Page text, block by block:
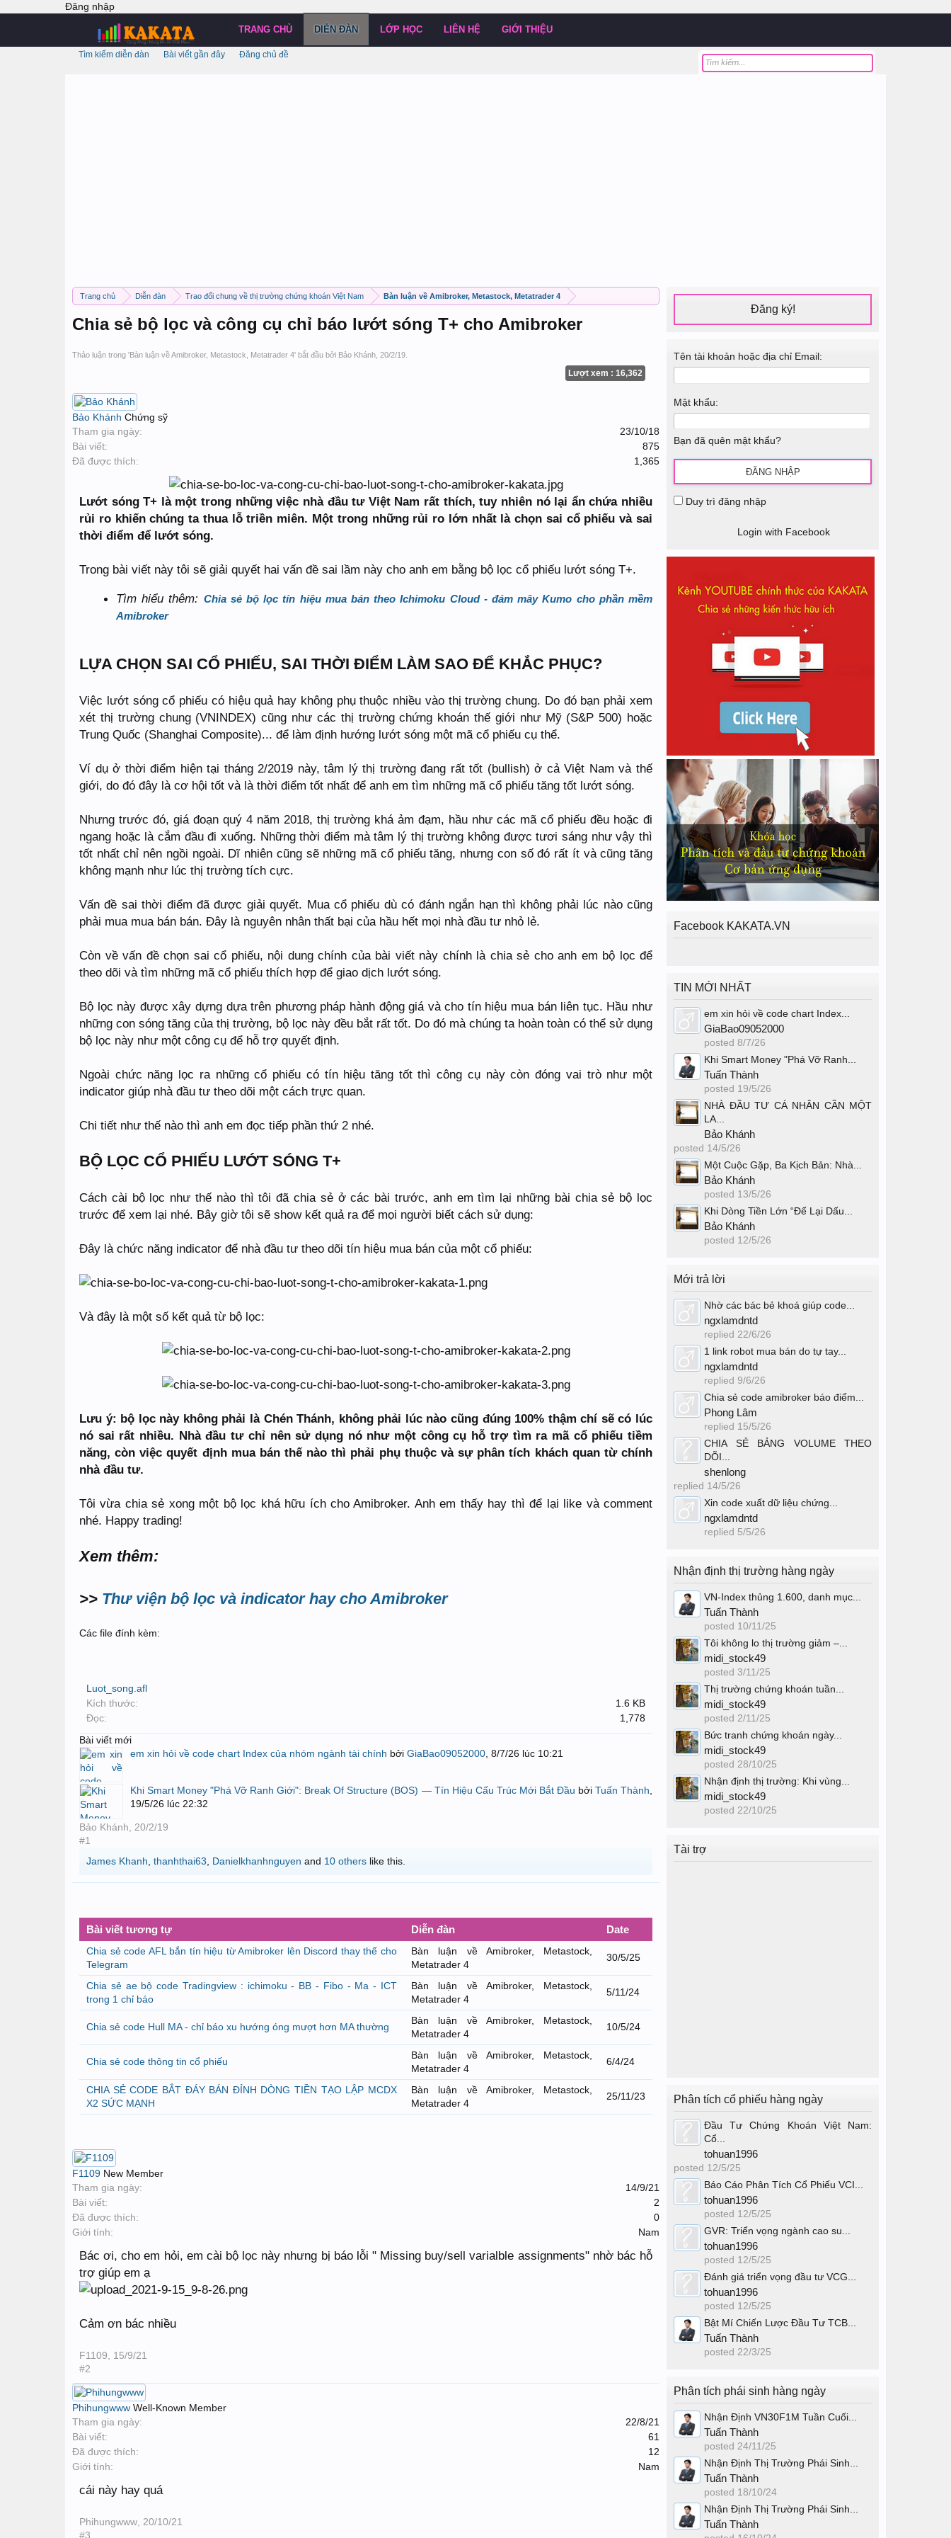
Đăng nhập
Trang chủ Diễn đàn Trao đổi chung về thị trường chứng khoán Việt Nam Bàn luận về Amibroker, Metastock, Metatrader 4
Chia sẻ bộ lọc và công cụ chỉ báo lướt sóng T+ cho Amibroker
Thảo luận trong 'Bàn luận về Amibroker, Metastock, Metatrader 4' bắt đầu bởi Bảo Khánh 20/2/19
Lượt xem : 16,362
Bảo Khánh Chứng sỹ
Tham gia ngày:
23/10/18
Bài viết:
875
Đã được thích:
1,365
Lướt sóng T+ là một trong những việc nhà đầu tư Việt Nam rất thích, tuy nhiên nó lại ẩn chứa nhiều
rủi ro khiến chúng ta thua lỗ triền miên. Một trong những rủi ro lớn nhất là chọn sai cổ phiếu và sai
thời điểm để lướt sóng.
Trong bài viết này tôi sẽ giải quyết hai vấn đề sai lầm này cho anh em bằng bộ lọc cổ phiếu lướt sóng T+.
Tìm hiểu thêm: Chia sẻ bộ lọc tín hiệu mua bán theo Ichimoku Cloud - đám mây Kumo cho phần mềm
Amibroker
LỰA CHỌN SAI CỔ PHIẾU, SAI THỜI ĐIỂM LÀM SAO ĐỂ KHẮC PHỤC?
Việc lướt sóng cổ phiếu có hiệu quả hay không phụ thuộc nhiều vào thị trường chung. Do đó bạn phải xem
xét thị trường chung (VNINDEX) cũng như các thị trường chứng khoán thế giới như Mỹ (S&P 500) hoặc
Trung Quốc (Shanghai Composite)... để làm định hướng lướt sóng một mã cổ phiếu cụ thể.
Ví dụ ở thời điểm hiện tại tháng 2/2019 này, tâm lý thị trường đang rất tốt (bullish) ở cả Việt Nam và thế
giới, do đó đây là cơ hội tốt và là thời điểm tốt nhất để anh em tìm những mã cổ phiếu tăng tốt lướt sóng.
Nhưng trước đó, giá đoạn quý 4 năm 2018, thị trường khá ảm đạm, hầu như các mã cổ phiếu đều hoặc đi
ngang hoặc là cắm đầu đi xuống. Những thời điểm mà tâm lý thị trường không được tươi sáng như vậy thì
tốt nhất chỉ nên ngồi ngoài. Dĩ nhiên cũng sẽ những mã cổ phiếu tăng, nhưng con số đó rất ít và cũng tăng
không mạnh như lúc thị trường tích cực.
Vấn đề sai thời điểm đã được giải quyết. Mua cổ phiếu dù có đánh ngắn hạn thì không phải lúc nào cũng
phải mua mua bán bán. Đây là nguyên nhân thất bại của hầu hết mọi nhà đầu tư nhỏ lẻ.
Còn về vấn đề chọn sai cổ phiếu, nội dung chính của bài viết này chính là chia sẻ cho anh em bộ lọc để
theo dõi và tìm những mã cổ phiếu thích hợp để giao dịch lướt sóng.
Bộ lọc này được xây dựng dựa trên phương pháp hành động giá và cho tín hiệu mua bán liên tục. Hầu như
những con sóng tăng của thị trường, bộ lọc này đều bắt rất tốt. Do đó mà chúng ta hoàn toàn có thể sử dụng
bộ lọc này như một công cụ để hỗ trợ quyết định.
Ngoài chức năng lọc ra những cổ phiếu có tín hiệu tăng tốt thì công cụ này còn đóng vai trò như một
indicator giúp nhà đầu tư theo dõi một cách trực quan.
Chi tiết như thế nào thì anh em đọc tiếp phần thứ 2 nhé.
BỘ LỌC CỔ PHIẾU LƯỚT SÓNG T+
Cách cài bộ lọc như thế nào thì tôi đã chia sẻ ở các bài trước, anh em tìm lại những bài chia sẻ bộ lọc
trước để xem lại nhé. Bây giờ tôi sẽ show kết quả ra để mọi người biết cách sử dụng:
Đây là chức năng indicator để nhà đầu tư theo dõi tín hiệu mua bán của một cổ phiếu:
Và đây là một số kết quả từ bộ lọc:
Lưu ý: bộ lọc này không phải là Chén Thánh, không phải lúc nào cũng đúng 100% thậm chí sẽ có lúc
nó sai rất nhiều. Nhà đầu tư chỉ nên sử dụng nó như một công cụ hỗ trợ tìm ra mã cổ phiếu tiềm
năng, còn việc quyết định mua bán thế nào thì phải phụ thuộc và sự phân tích khách quan từ chính
nhà đầu tư.
Tôi vừa chia sẻ xong một bộ lọc khá hữu ích cho Amibroker. Anh em thấy hay thì để lại like và comment
nhé. Happy trading!
Xem thêm:
>> Thư viện bộ lọc và indicator hay cho Amibroker
Các file đính kèm:
Luot_song.afl
Kích thước:
1.6 KB
Đọc:
1,778
Bài viết mới
em xin hỏi về code chart Index của nhóm ngành tài chính bởi GiaBao09052000 8/7/26 lúc 10:21
Khi Smart Money "Phá Vỡ Ranh Giới": Break Of Structure (BOS) — Tín Hiệu Cấu Trúc Mới Bắt Đầu bởi Tuấn Thành
19/5/26 lúc 22:32
Bảo Khánh
20/2/19
#1
James Khanh thanhthai63 Danielkhanhnguyen and 10 others like this.
Bài viết tương tự Diễn đàn Date
Chia sẻ code AFL bắn tín hiệu từ Amibroker lên Discord thay thế cho
Telegram
Bàn luận về Amibroker, Metastock,
Metatrader 4
30/5/25
Chia sẻ ae bộ code Tradingview : ichimoku - BB - Fibo - Ma - ICT
trong 1 chỉ báo
Bàn luận về Amibroker, Metastock,
Metatrader 4
5/11/24
Chia sẻ code Hull MA - chỉ báo xu hướng óng mượt hơn MA thường
Bàn luận về Amibroker, Metastock,
Metatrader 4
10/5/24
Chia sẻ code thông tin cổ phiếu
Bàn luận về Amibroker, Metastock,
Metatrader 4
6/4/24
CHIA SẺ CODE BẮT ĐÁY BÁN ĐỈNH DÒNG TIỀN TẠO LẬP MCDX
X2 SỨC MẠNH
Bàn luận về Amibroker, Metastock,
Metatrader 4
25/11/23
F1109 New Member
Tham gia ngày:
14/9/21
Bài viết:
2
Đã được thích:
0
Giới tính:
Nam
Bác ơi, cho em hỏi, em cài bộ lọc này nhưng bị báo lỗi " Missing buy/sell varialble assignments" nhờ bác hỗ
trợ giúp em ạ
Cảm ơn bác nhiều
F1109
15/9/21
#2
Phihungwww Well-Known Member
Tham gia ngày:
22/8/21
Bài viết:
61
Đã được thích:
12
Giới tính:
Nam
cái này hay quá
Phihungwww 20/10/21
#3
Đăng ký!
Tên tài khoản hoặc địa chỉ Email:
Mật khẩu:
Bạn đã quên mật khẩu?
Duy trì đăng nhập
Login with Facebook
Facebook KAKATA.VN
TIN MỚI NHẤT
em xin hỏi về code chart Index...
GiaBao09052000
posted 8/7/26
Khi Smart Money "Phá Vỡ Ranh...
Tuấn Thành
posted 19/5/26
NHÀ ĐẦU TƯ CÁ NHÂN CẦN MỘT
LA...
Bảo Khánh
posted 14/5/26
Một Cuộc Gặp, Ba Kịch Bản: Nhà...
Bảo Khánh
posted 13/5/26
Khi Dòng Tiền Lớn “Để Lại Dấu...
Bảo Khánh
posted 12/5/26
Mới trả lời
Nhờ các bác bẻ khoá giúp code...
ngxlamdntd
replied 22/6/26
1 link robot mua bán do tự tay...
ngxlamdntd
replied 9/6/26
Chia sẻ code amibroker báo điểm...
Phong Lâm
replied 15/5/26
CHIA SẺ BẢNG VOLUME THEO
DÕI...
shenlong
replied 14/5/26
Xin code xuất dữ liệu chứng...
ngxlamdntd
replied 5/5/26
Nhận định thị trường hàng ngày
VN-Index thủng 1.600, danh mục...
Tuấn Thành
posted 10/11/25
Tôi không lo thị trường giảm –...
midi_stock49
posted 3/11/25
Thị trường chứng khoán tuần...
midi_stock49
posted 2/11/25
Bức tranh chứng khoán ngày...
midi_stock49
posted 28/10/25
Nhận định thị trường: Khi vùng...
midi_stock49
posted 22/10/25
Tài trợ
Phân tích cổ phiếu hàng ngày
Đầu Tư Chứng Khoán Việt Nam:
Cổ...
tohuan1996
posted 12/5/25
Báo Cáo Phân Tích Cổ Phiếu VCI...
tohuan1996
posted 12/5/25
GVR: Triển vọng ngành cao su...
tohuan1996
posted 12/5/25
Đánh giá triển vọng đầu tư VCG...
tohuan1996
posted 12/5/25
Bật Mí Chiến Lược Đầu Tư TCB...
Tuấn Thành
posted 22/3/25
Phân tích phái sinh hàng ngày
Nhận Định VN30F1M Tuần Cuối...
Tuấn Thành
posted 24/11/25
Nhận Định Thị Trường Phái Sinh...
Tuấn Thành
posted 18/10/24
Nhận Định Thị Trường Phái Sinh...
Tuấn Thành
TRANG CHỦ DIỄN ĐÀN
Tìm kiếm diễn đàn Bài viết gần đây Đăng chủ đề
LỚP HỌC LIÊN HỆ GIỚI THIỆU